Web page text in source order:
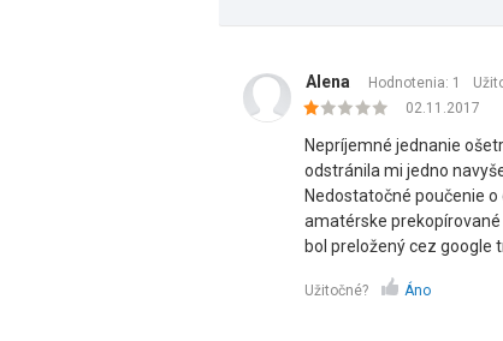
Alena Hodnotenia: 1
02.11.2017
Nepríjemné jednanie
odstránila mi jedno
Nedostatočné poučenie
amatérske
bol preložený cez google
Užitočné? Áno